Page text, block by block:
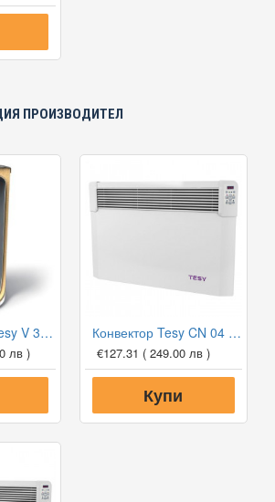
ПРОИЗВОДИТЕЛ
Буферен съд Tesy V 300 65 F41 P4 за отоплителни инсталации
лв )
Конвектор Tesy CN 04 150 EIS W, 1500W, Електронен термостат
€127.31 ( 249.00 лв )
Купи